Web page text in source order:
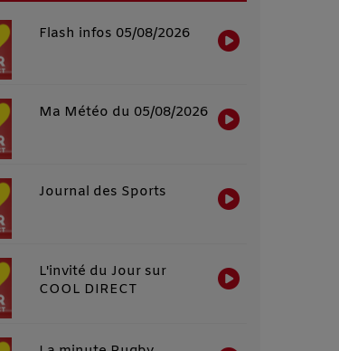
Flash infos 05/08/2026
Ma Météo du 05/08/2026
Journal des Sports
L'invité du Jour sur
COOL DIRECT